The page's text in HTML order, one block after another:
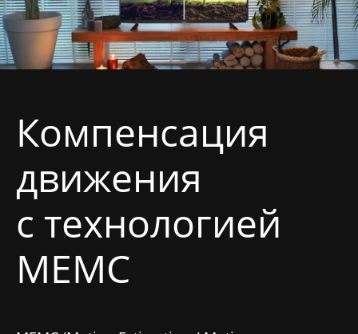
Компенсация
движения
с технологией
MEMC